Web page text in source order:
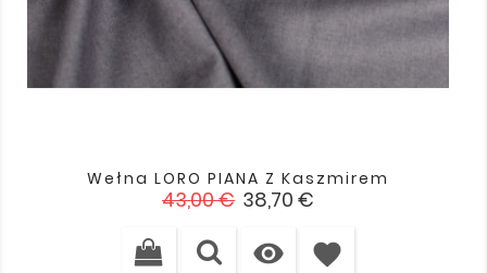
Wełna LORO PIANA Z Kaszmirem
Cena
43,00 € Cena
38,70 €
 favorite